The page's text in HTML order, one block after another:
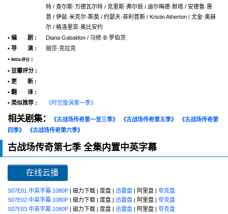
特 / 查尔斯·万德瓦尔特 / 克里斯·弗尔顿 / 迪尔梅德·默塔 / 安德鲁·惠
普 / 伊兹·米克尔-斯莫 / 约瑟夫·菲利普斯 / Kristin Atherton / 尤金·奥赫
尔 / 格洛里亚·奥比安约
• 编 剧 :
Diana Gabaldon / 马修·B·罗伯茨
• 导 演 :
丽莎·克拉克
•
IMDb评分 :
• 豆瓣评分 :
• 更 新 :
• 翻 译 :
• 类似推荐 :
《时空旋涡第一季》
相关剧集： 《古战场传奇第一至三季》 《古战场传奇第五季》
《古战场传奇第
四季》
《古战场传奇第六季》
古战场传奇第七季 全集内置中英字幕
在线云播
S07E01.中英字幕.1080P | 磁力下载 | 度盘 | 迅雷盘 | 阿里盘 | 夸克盘
S07E02.中英字幕.1080P | 磁力下载 | 度盘 | 迅雷盘 | 阿里盘 | 夸克盘
S07E03.中英字幕.1080P | 磁力下载 | 度盘 | 迅雷盘 | 阿里盘 | 夸克盘